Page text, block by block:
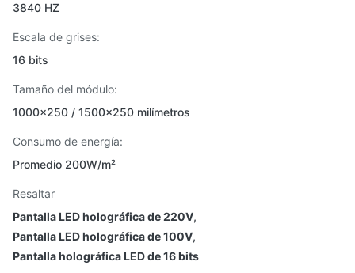
3840 HZ
Escala de grises:
16 bits
Tamaño del módulo:
1000×250 / 1500×250 milímetros
Consumo de energía:
Promedio 200W/m²
Resaltar
Pantalla LED holográfica de 220V,
Pantalla LED holográfica de 100V,
Pantalla holográfica LED de 16 bits